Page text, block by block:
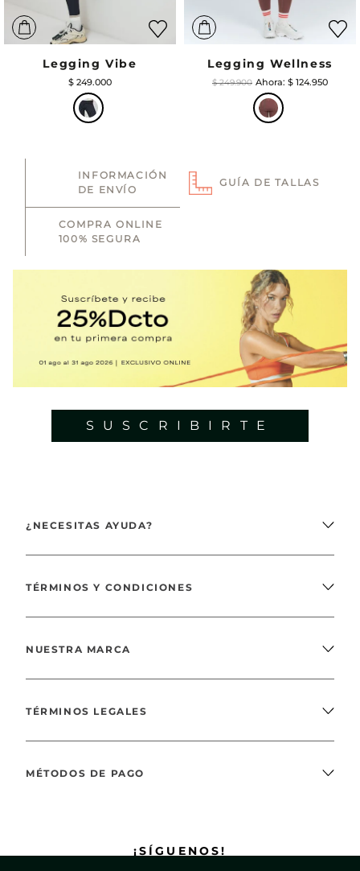
Legging Vibe
$ 249.000
Legging Wellness
$ 249.900 $ 124.950
INFORMACIÓN
DE ENVÍO
GUÍA DE TALLAS
COMPRA ONLINE
100% SEGURA
SUSCRIBIRTE
¿NECESITAS AYUDA?
TÉRMINOS Y CONDICIONES
NUESTRA MARCA
TÉRMINOS LEGALES
MÉTODOS DE PAGO
¡SÍGUENOS!